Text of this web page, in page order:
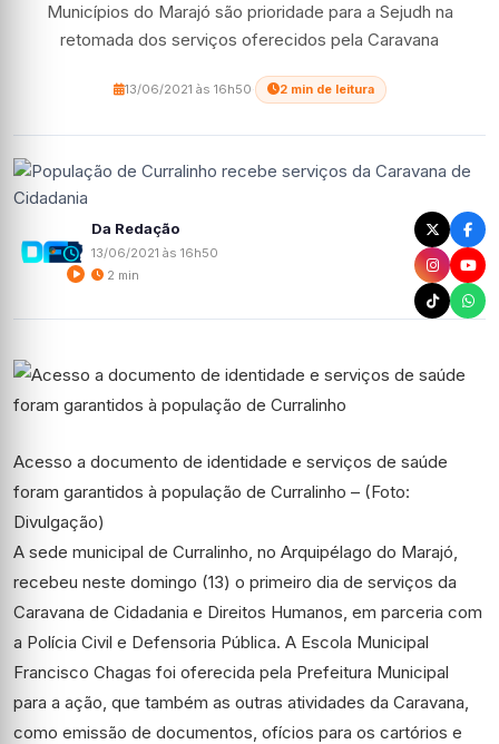
Municípios do Marajó são prioridade para a Sejudh na
retomada dos serviços oferecidos pela Caravana
13/06/2021 às 16h50 2 min de leitura
Da Redação
13/06/2021 às 16h50
2 min
Acesso a documento de identidade e serviços de saúde
foram garantidos à população de Curralinho – (Foto:
Divulgação)
A sede municipal de Curralinho, no Arquipélago do Marajó,
recebeu neste domingo (13) o primeiro dia de serviços da
Caravana de Cidadania e Direitos Humanos, em parceria com
a Polícia Civil e Defensoria Pública. A Escola Municipal
Francisco Chagas foi oferecida pela Prefeitura Municipal
para a ação, que também as outras atividades da Caravana,
como emissão de documentos, ofícios para os cartórios e